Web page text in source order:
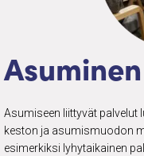
Asuminen
Asumiseen liittyvät palvelut
keston ja asumismuodon
esimerkiksi lyhytaikainen